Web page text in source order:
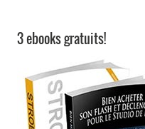
3 ebooks gratuits!